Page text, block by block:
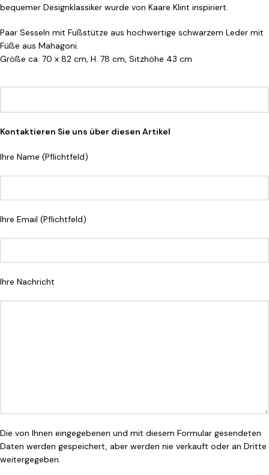
bequemer Designklassiker wurde von Kaare Klint inspiriert.
Paar Sesseln mit Fußstütze aus hochwertige schwarzem Leder mit
Füße aus Mahagoni.
Größe ca. 70 x 82 cm, H. 78 cm, Sitzhöhe 43 cm
Kontaktieren Sie uns über diesen Artikel
Ihre Name (Pflichtfeld)
Ihre Email (Pflichtfeld)
Ihre Nachricht
Die von Ihnen eingegebenen und mit diesem Formular gesendeten
Daten werden gespeichert, aber werden nie verkauft oder an Dritte
weitergegeben.